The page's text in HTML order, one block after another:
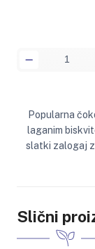
Popularna
laganim
slatki zalogaj
Slični